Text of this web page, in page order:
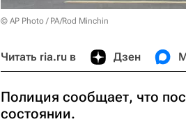
© AP Photo / PA/Rod Minchin
Читать ria.ru в Дзен
Полиция сообщает, что
состоянии.